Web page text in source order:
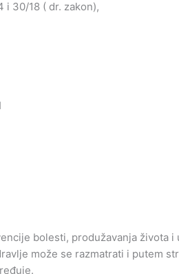
i 30/18 ( dr. zakon),
bolesti, produžavanja života i
može se razmatrati i putem